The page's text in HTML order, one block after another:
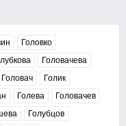
Головко
Головачева
Головач
Голик
Голева
Головачев
Голубцов